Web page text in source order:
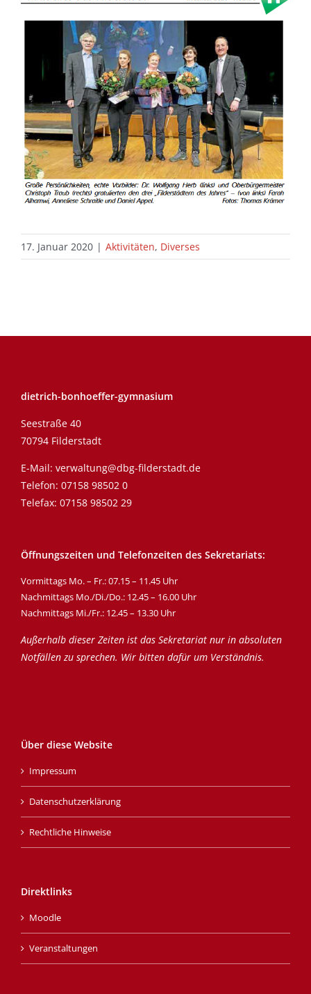
17. Januar 2020 | Aktivitäten, Diverses
dietrich-bonhoeffer-gymnasium
Seestraße 40
70794 Filderstadt
E-Mail: verwaltung@dbg-filderstadt.de
Telefon: 07158 98502 0
Telefax: 07158 98502 29
Öffnungszeiten und Telefonzeiten des Sekretariats:
Vormittags Mo. – Fr.: 07.15 – 11.45 Uhr
Nachmittags Mo./Di./Do.: 12.45 – 16.00 Uhr
Nachmittags Mi./Fr.: 12.45 – 13.30 Uhr
Außerhalb dieser Zeiten ist das Sekretariat nur in absoluten
Notfällen zu sprechen. Wir bitten dafür um Verständnis.
Über diese Website
Impressum
Datenschutzerklärung
Rechtliche Hinweise
Direktlinks
Moodle
Veranstaltungen